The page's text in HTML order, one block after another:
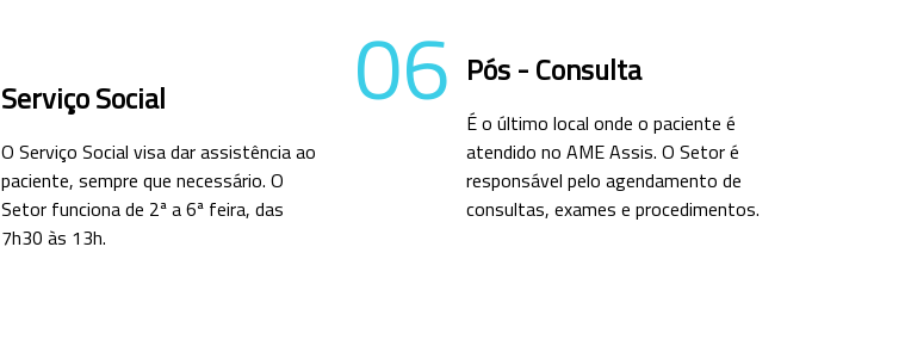
Serviço Social
O Serviço Social visa dar assistência ao
paciente, sempre que necessário. O
Setor funciona de 2ª a 6ª feira, das
7h30 às 13h.
06 Pós - Consulta
É o último local onde o paciente é
atendido no AME Assis. O Setor é
responsável pelo agendamento de
consultas, exames e procedimentos.